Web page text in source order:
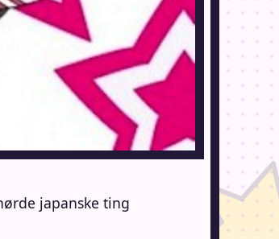
japanske ting